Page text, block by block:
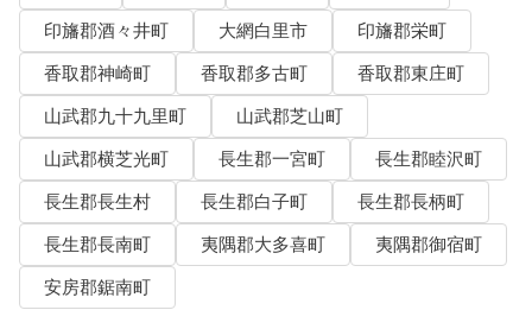
印旛郡酒々井町
大網白里市
印旛郡栄町
香取郡神崎町
香取郡多古町
香取郡東庄町
山武郡九十九里町
山武郡芝山町
山武郡横芝光町
長生郡一宮町
長生郡睦沢町
長生郡長生村
長生郡白子町
長生郡長柄町
長生郡長南町
夷隅郡大多喜町
夷隅郡御宿町
安房郡鋸南町